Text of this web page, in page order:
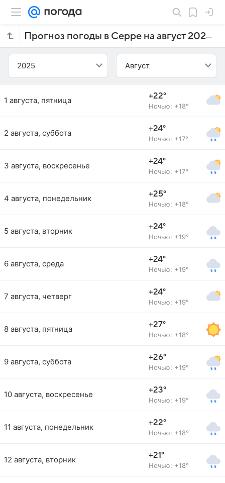
Прогноз погоды в Серре на август 2025 года
2025 Август
1 августа, пятница +22°
Ночью: +18°
2 августа, суббота +24°
Ночью: +17°
3 августа, воскресенье +24°
Ночью: +17°
4 августа, понедельник +25°
Ночью: +18°
5 августа, вторник +24°
Ночью: +19°
6 августа, среда +24°
Ночью: +19°
7 августа, четверг +24°
Ночью: +19°
8 августа, пятница +27°
Ночью: +18°
9 августа, суббота +26°
Ночью: +19°
10 августа, воскресенье +23°
Ночью: +19°
11 августа, понедельник +22°
Ночью: +18°
12 августа, вторник +21°
Ночью: +18°